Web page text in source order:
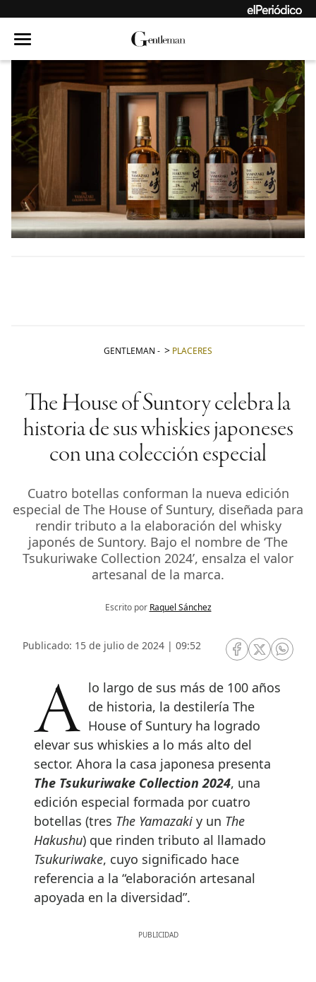
GENTLEMAN - PLACERES
The House of Suntory celebra la
historia de sus whiskies japoneses
con una colección especial
Cuatro botellas conforman la nueva edición
especial de The House of Suntury, diseñada para
rendir tributo a la elaboración del whisky
japonés de Suntory. Bajo el nombre de ‘The
Tsukuriwake Collection 2024’, ensalza el valor
artesanal de la marca.
Escrito por Raquel Sánchez
Publicado: 15 de julio de 2024 | 09:52
RRSS Facebook
RRSSRRSS
A lo largo de sus más de 100 años de historia, la destilería The
House of Suntury ha logrado
elevar sus whiskies a lo más alto del
sector. Ahora la casa japonesa presenta
The Tsukuriwake Collection 2024, una
edición especial formada por cuatro
botellas (tres The Yamazaki y un The
Hakushu) que rinden tributo al llamado
Tsukuriwake, cuyo significado hace
referencia a la “elaboración artesanal
apoyada en la diversidad”.